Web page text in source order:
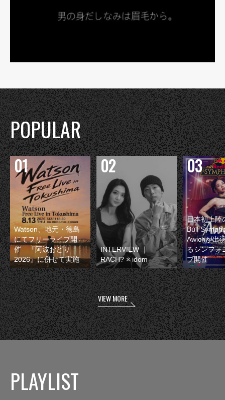
POPULAR
Watson、地元・徳島
にてフリーライブ開
催 『阿波おどり
2026』に併せて実施
INTERVIEW ｜
RACH? × idom
日本初上陸
Bull
Awichが出
るシンフォ
ブ開催
VIEW MORE
PLAYLIST